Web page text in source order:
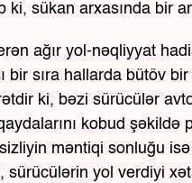
ki, sükan arxasında bir
ağır yol-nəqliyyat
bir sıra hallarda bütöv
ki, bəzi sürücülər
kobud
məntiqi sonluğu
sürücülərin yol verdiyi